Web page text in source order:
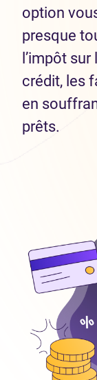
option
presque
l’impôt
crédit, les
en
prêts.